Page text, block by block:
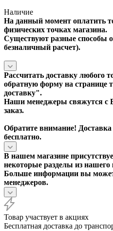
Наличие
На данный момент оплатить
физических точках магазина.
Существуют разные способы
безналичный расчет).
Рассчитать доставку любого
обратную форму на странице
доставку".
Наши менеджеры свяжутся с
заказ.
Обратите внимание!
бесплатно.
В нашем магазине
некоторые разделы из нашего
Больше информации вы
менеджеров.
Товар участвует в акциях
Бесплатная доставка до